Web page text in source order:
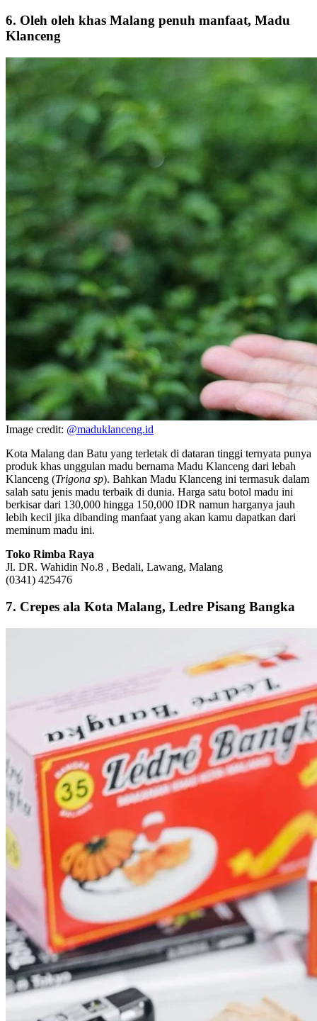
6. Oleh oleh khas Malang penuh manfaat, Madu
Klanceng
Image credit: @maduklanceng.id
Kota Malang dan Batu yang terletak di dataran tinggi ternyata punya
produk khas unggulan madu bernama Madu Klanceng dari lebah
Klanceng (Trigona sp). Bahkan Madu Klanceng ini termasuk dalam
salah satu jenis madu terbaik di dunia. Harga satu botol madu ini
berkisar dari 130,000 hingga 150,000 IDR namun harganya jauh
lebih kecil jika dibanding manfaat yang akan kamu dapatkan dari
meminum madu ini.
Toko Rimba Raya
Jl. DR. Wahidin No.8 , Bedali, Lawang, Malang
(0341) 425476
7. Crepes ala Kota Malang, Ledre Pisang Bangka